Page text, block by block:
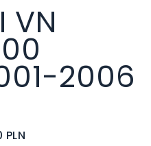
VN
2006